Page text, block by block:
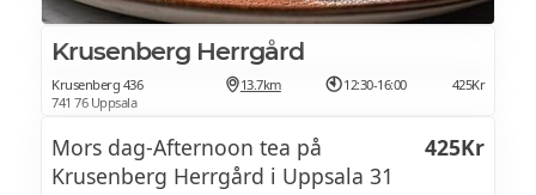
Krusenberg Herrgård
Krusenberg 436
741 76 Uppsala
13.7km 12:30-16:00 425Kr
Mors dag-Afternoon tea på
Krusenberg Herrgård i Uppsala 31
425Kr